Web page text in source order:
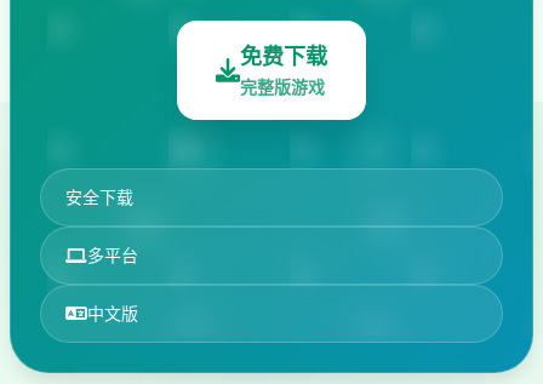
免费下载
完整版游戏
安全下载
多平台
中文版